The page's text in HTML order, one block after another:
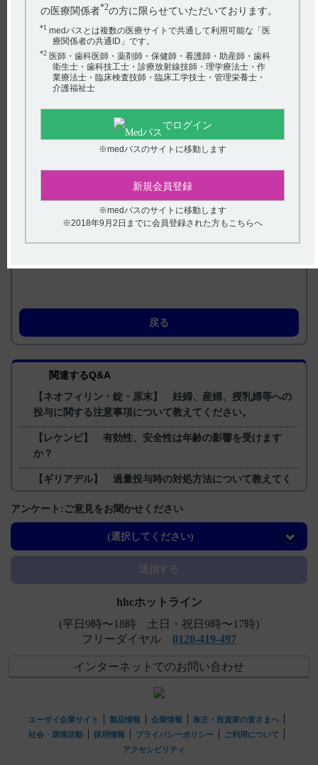
※メチコバール注射液の用法及び用量は以下の通りです。
6．用法及び用量（引用3）
＜末梢性神経障害＞
通常、成人は1日1回1アンプル（メコバラミンとして500μg）を
週3回、筋肉内または静脈内に注射する。
ただし、年齢及び症状により適宜増減する。
＜巨赤芽球性貧血＞
通常、成人は1日1回1アンプル（メコバラミンとして500μg）を
週3回、筋肉内または静脈内に注射する。
版） 16．薬物動態
2）小川正ら：ビタミン，1989；63（3）：123-131 ［MBL-
3）メチコバール注射液500μg電子添文 2023年4月改訂（第1
版） 6．用法及び用量
戻る
関連するQ&A
【ネオフィリン・錠・原末】 妊婦、産婦、授乳婦等への
投与に関する注意事項について教えてください。
【レケンビ】 有効性、安全性は年齢の影響を受けます
か？
【ギリアデル】 過量投与時の対処方法について教えてく
【メチコバール・注射】 高齢者への投与に関する注意事
項について教えてください。
アンケート:ご意見をお聞かせください
(選択してください)
の医療関係者*2の方に限らせていただいております。
*1 medパスとは複数の医療サイトで共通して利用可能な「医
療関係者の共通ID」です。
*2 医師・歯科医師・薬剤師・保健師・看護師・助産師・歯科
衛生士・歯科技工士・診療放射線技師・理学療法士・作
業療法士・臨床検査技師・臨床工学技士・管理栄養士・
介護福祉士
でログイン
※medパスのサイトに移動します
新規会員登録
※medパスのサイトに移動します
※2018年9月2日までに会員登録された方もこちらへ
hhcホットライン
(平日9時〜18時 土日・祝日9時〜17時)
フリーダイヤル 0120-419-497
インターネットでのお問い合わせ
エーザイ企業サイト 製品情報 企業情報
株主・投資家の皆さまへ
社会・環境活動
採用情報 プライバシーポリシー
ご利用について
アクセシビリティ